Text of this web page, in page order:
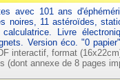
avec 101 ans
noires, 11 astéroïdes,
Livre
Version éco. "0
interactif, format
(dont annexe de 8 pages